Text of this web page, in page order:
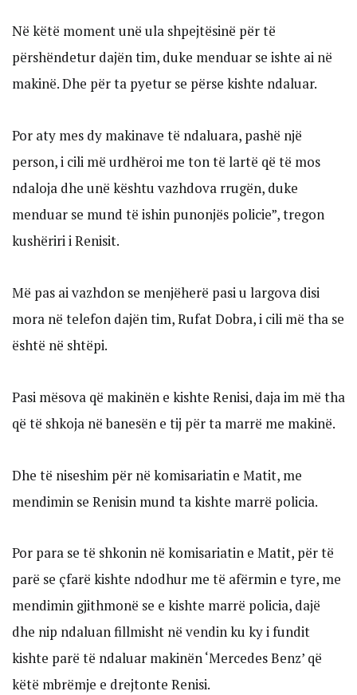
Në këtë moment unë ula shpejtësinë për të
përshëndetur dajën tim, duke menduar se ishte ai në
makinë. Dhe për ta pyetur se përse kishte ndaluar.
Por aty mes dy makinave të ndaluara, pashë një
person, i cili më urdhëroi me ton të lartë që të mos
ndaloja dhe unë kështu vazhdova rrugën, duke
menduar se mund të ishin punonjës policie”, tregon
kushëriri i Renisit.
Më pas ai vazhdon se menjëherë pasi u largova disi
mora në telefon dajën tim, Rufat Dobra, i cili më tha se
është në shtëpi.
Pasi mësova që makinën e kishte Renisi, daja im më tha
që të shkoja në banesën e tij për ta marrë me makinë.
Dhe të niseshim për në komisariatin e Matit, me
mendimin se Renisin mund ta kishte marrë policia.
Por para se të shkonin në komisariatin e Matit, për të
parë se çfarë kishte ndodhur me të afërmin e tyre, me
mendimin gjithmonë se e kishte marrë policia, dajë
dhe nip ndaluan fillmisht në vendin ku ky i fundit
kishte parë të ndaluar makinën ‘Mercedes Benz’ që
këtë mbrëmje e drejtonte Renisi.